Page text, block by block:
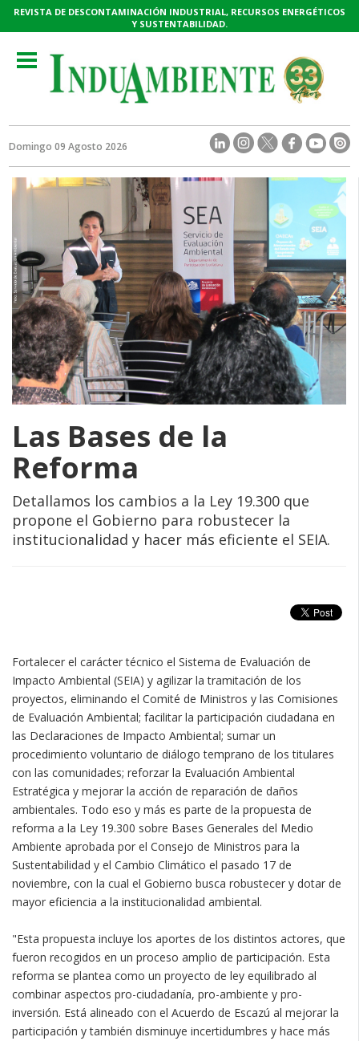
REVISTA DE DESCONTAMINACIÓN INDUSTRIAL, RECURSOS ENERGÉTICOS
Y SUSTENTABILIDAD.
Toggle
navigation
Domingo 09 Agosto 2026
Las Bases de la
Reforma
Detallamos los cambios a la Ley 19.300 que
propone el Gobierno para robustecer la
institucionalidad y hacer más eficiente el SEIA.
Fortalecer el carácter técnico el Sistema de Evaluación de
Impacto Ambiental (SEIA) y agilizar la tramitación de los
proyectos, eliminando el Comité de Ministros y las Comisiones
de Evaluación Ambiental; facilitar la participación ciudadana en
las Declaraciones de Impacto Ambiental; sumar un
procedimiento voluntario de diálogo temprano de los titulares
con las comunidades; reforzar la Evaluación Ambiental
Estratégica y mejorar la acción de reparación de daños
ambientales. Todo eso y más es parte de la propuesta de
reforma a la Ley 19.300 sobre Bases Generales del Medio
Ambiente aprobada por el Consejo de Ministros para la
Sustentabilidad y el Cambio Climático el pasado 17 de
noviembre, con la cual el Gobierno busca robustecer y dotar de
mayor eficiencia a la institucionalidad ambiental.
"Esta propuesta incluye los aportes de los distintos actores, que
fueron recogidos en un proceso amplio de participación. Esta
reforma se plantea como un proyecto de ley equilibrado al
combinar aspectos pro-ciudadanía, pro-ambiente y pro-
inversión. Está alineado con el Acuerdo de Escazú al mejorar la
participación y también disminuye incertidumbres y hace más